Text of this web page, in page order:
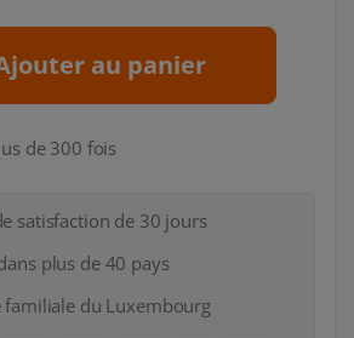
au panier
de 300 fois
satisfaction de 30 jours
plus de 40 pays
familiale du Luxembourg